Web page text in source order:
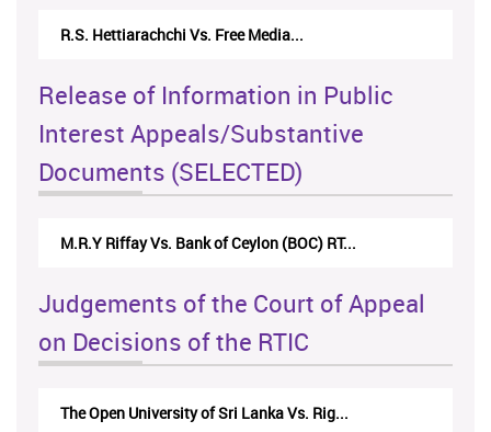
Centre for Society and Religion V...
Release of Information in Public
Interest Appeals/Substantive
Documents (SELECTED)
Nirmala Kannangara Vs.Lanka Building Ma...
Judgements of the Court of Appeal
on Decisions of the RTIC
The Monetary Board of CBSL-vs-Verite Res...